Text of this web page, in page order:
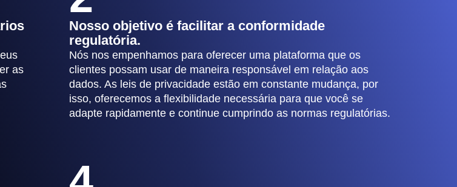
as
Nosso objetivo é facilitar a conformidade
regulatória.
Nós nos empenhamos para oferecer uma plataforma que os
clientes possam usar de maneira responsável em relação aos
dados. As leis de privacidade estão em constante mudança, por
isso, oferecemos a flexibilidade necessária para que você se
adapte rapidamente e continue cumprindo as normas regulatórias.